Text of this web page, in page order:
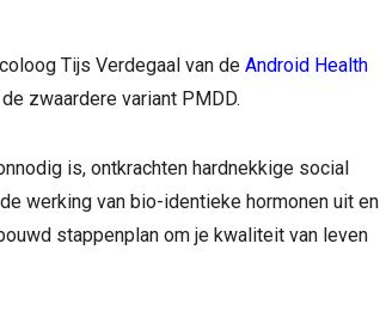
Tijs Verdegaal van de Android Health
zwaardere variant PMDD.
is, ontkrachten hardnekkige social
werking van bio-identieke hormonen uit en
stappenplan om je kwaliteit van leven